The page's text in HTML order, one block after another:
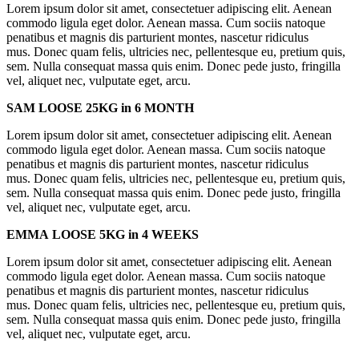
Lorem ipsum dolor sit amet, consectetuer adipiscing elit. Aenean
commodo ligula eget dolor. Aenean massa. Cum sociis natoque
penatibus et magnis dis parturient montes, nascetur ridiculus
mus. Donec quam felis, ultricies nec, pellentesque eu, pretium quis,
sem. Nulla consequat massa quis enim. Donec pede justo, fringilla
vel, aliquet nec, vulputate eget, arcu.
SAM LOOSE 25KG in 6 MONTH
Lorem ipsum dolor sit amet, consectetuer adipiscing elit. Aenean
commodo ligula eget dolor. Aenean massa. Cum sociis natoque
penatibus et magnis dis parturient montes, nascetur ridiculus
mus. Donec quam felis, ultricies nec, pellentesque eu, pretium quis,
sem. Nulla consequat massa quis enim. Donec pede justo, fringilla
vel, aliquet nec, vulputate eget, arcu.
EMMA LOOSE 5KG in 4 WEEKS
Lorem ipsum dolor sit amet, consectetuer adipiscing elit. Aenean
commodo ligula eget dolor. Aenean massa. Cum sociis natoque
penatibus et magnis dis parturient montes, nascetur ridiculus
mus. Donec quam felis, ultricies nec, pellentesque eu, pretium quis,
sem. Nulla consequat massa quis enim. Donec pede justo, fringilla
vel, aliquet nec, vulputate eget, arcu.